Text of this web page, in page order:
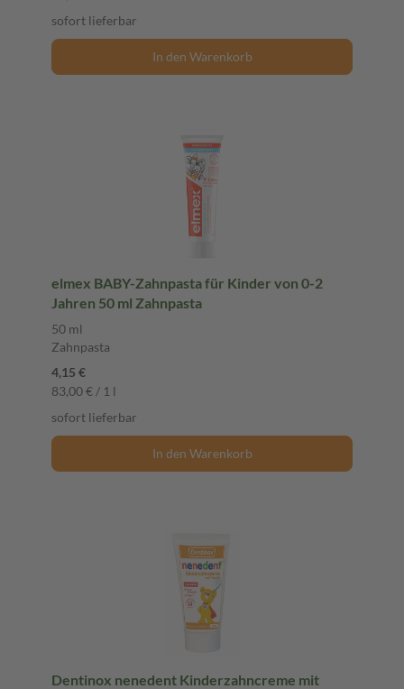
sofort lieferbar
In den Warenkorb
elmex BABY-Zahnpasta für Kinder von 0-2
Jahren 50 ml Zahnpasta
50 ml
Zahnpasta
4,15 €
83,00 € / 1 l
sofort lieferbar
In den Warenkorb
Dentinox nenedent Kinderzahncreme mit